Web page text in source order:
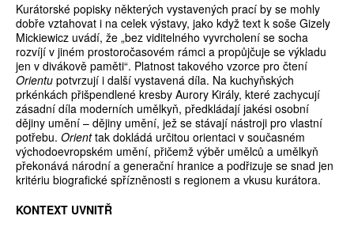
Kurátorské popisky některých vystavených prací by se mohly
dobře vztahovat i na celek výstavy, jako když text k soše Gizely
Mickiewicz uvádí, že „bez viditelného vyvrcholení se socha
rozvíjí v jiném prostoročasovém rámci a propůjčuje se výkladu
jen v divákově paměti“. Platnost takového vzorce pro čtení
Orientu potvrzují i další vystavená díla. Na kuchyňských
prkénkách přišpendlené kresby Aurory Király, které zachycují
zásadní díla moderních umělkyň, předkládají jakési osobní
dějiny umění – dějiny umění, jež se stávají nástroji pro vlastní
potřebu. Orienttak dokládá určitou orientaci v současném
východoevropském umění, přičemž výběr umělců a umělkyň
překonává národní a generační hranice a podřizuje se snad jen
kritériu biografické spřízněnosti s regionem a vkusu kurátora.
KONTEXT UVNITŘ